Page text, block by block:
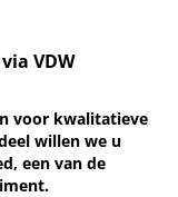
VDW
voor kwalitatieve
willen we u
een van de